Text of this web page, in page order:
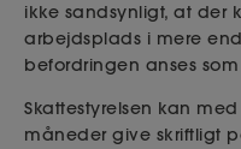
ikke sandsynligt, at der
arbejdsplads i mere
befordringen anses
Skattestyrelsen kan
måneder give skriftligt